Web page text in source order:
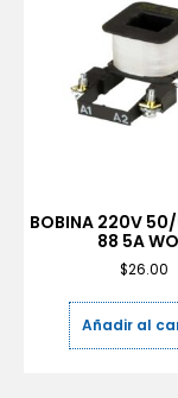
BOBINA 220V
88 5A
$26.00
Añadir al